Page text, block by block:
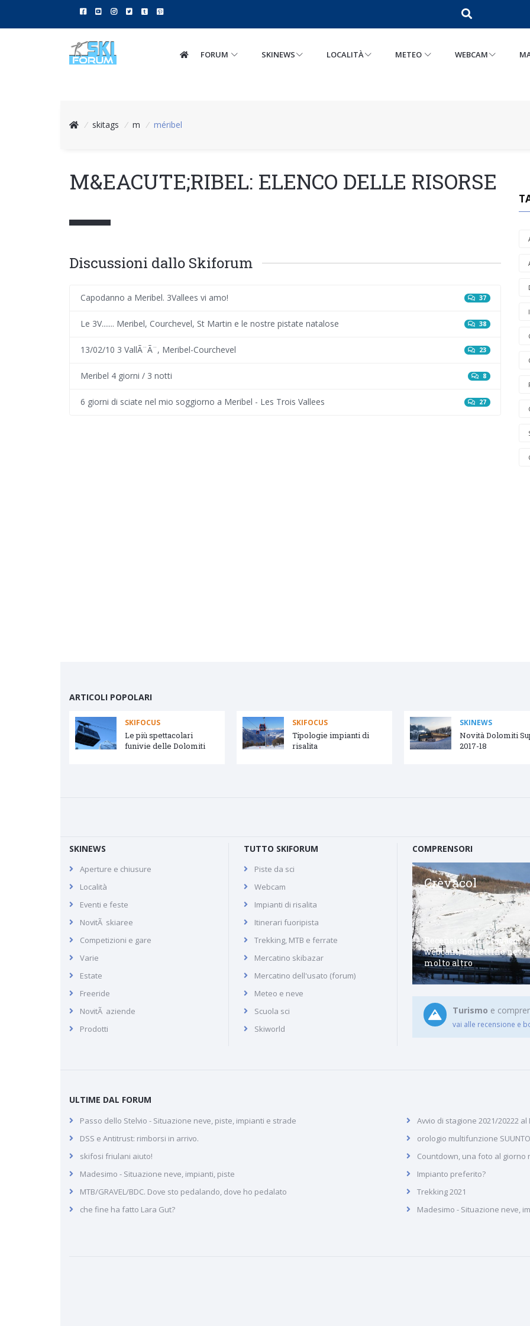
FORUM SKINEWS LOCALITÀ METEO WEBCAM
/ skitags / m / méribel
M&EACUTE;RIBEL: ELENCO DELLE RISORSE
Discussioni dallo Skiforum
Capodanno a Meribel. 3Vallees vi amo! 37
Le 3V....... Meribel, Courchevel, St Martin e le nostre pistate natalose 38
13/02/10 3 VallÃ¨Ã¨, Meribel-Courchevel 23
Meribel 4 giorni / 3 notti 8
6 giorni di sciate nel mio soggiorno a Meribel - Les Trois Vallees 27
ARTICOLI POPOLARI
SKIFOCUS
Le più spettacolari
funivie delle Dolomiti
SKIFOCUS
Tipologie impianti di
risalita
SKINEWS
Novità Dolomiti
2017-18
SKINEWS
Aperture e chiusure
Località
Eventi e feste
NovitÃ skiaree
Competizioni e gare
Varie
Estate
Freeride
NovitÃ aziende
Prodotti
TUTTO SKIFORUM
Piste da sci
Webcam
Impianti di risalita
Itinerari fuoripista
Trekking, MTB e ferrate
Mercatino skibazar
Mercatino dell'usato (forum)
Meteo e neve
Scuola sci
Skiworld
COMPRENSORI
Bivio - Julier Pass
Recensione, foto,
Val Formica
Comprensorio sciistico della
Asiago
Crèvacol
Recensione di Crevacol,
webcam, bollettino neve
molto altro
Turismo e
vai alle recensione e
ULTIME DAL FORUM
Passo dello Stelvio - Situazione neve, piste, impianti e strade
DSS e Antitrust: rimborsi in arrivo.
skifosi friulani aiuto!
Madesimo - Situazione neve, impianti, piste
MTB/GRAVEL/BDC. Dove sto pedalando, dove ho pedalato
che fine ha fatto Lara Gut?
Avvio di stagione 2021/20222
orologio multifunzione SUUNTO
Countdown, una foto al giorno
Impianto preferito?
Trekking 2021
Madesimo - Situazione neve,